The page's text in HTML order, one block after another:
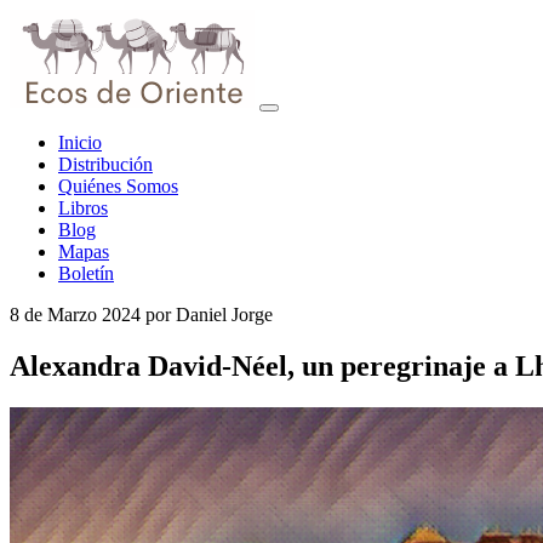
Inicio
Distribución
Quiénes Somos
Libros
Blog
Mapas
Boletín
8 de Marzo 2024 porDaniel Jorge
Alexandra David-Néel, un peregrinaje a